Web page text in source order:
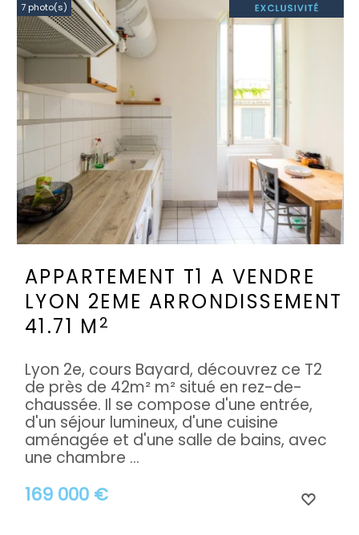
7 photo(s)
APPARTEMENT T1 A VENDRE
LYON 2EME ARRONDISSEMENT
41.71 M 2
169 000 €
Lyon 2e, cours Bayard, découvrez ce T2
de près de 42m² m² situé en rez-de-
chaussée. Il se compose d'une entrée,
d'un séjour lumineux, d'une cuisine
aménagée et d'une salle de bains, avec
une chambre ...